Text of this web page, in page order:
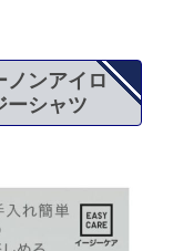
ノンアイロ
ーシャツ